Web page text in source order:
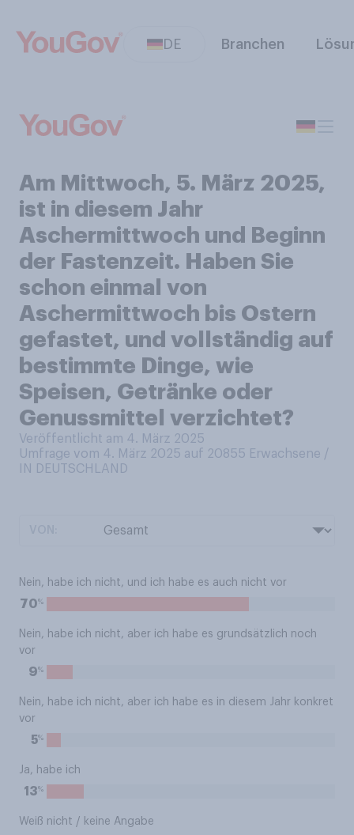
DE Branchen
Am Mittwoch, 5. März 2025,
ist in diesem Jahr
Aschermittwoch und Beginn
der Fastenzeit. Haben Sie
schon einmal von
Aschermittwoch bis Ostern
gefastet, und vollständig auf
bestimmte Dinge, wie
Speisen, Getränke oder
Genussmittel verzichtet?
Veröffentlicht am 4. März 2025
Umfrage vom 4. März 2025 auf 20855 Erwachsene /
IN DEUTSCHLAND
Nein, habe ich nicht, und ich habe es auch nicht vor
70%
Nein, habe ich nicht, aber ich habe es grundsätzlich noch
vor
9%
Nein, habe ich nicht, aber ich habe es in diesem Jahr konkret
vor
5%
Ja, habe ich
13%
Weiß nicht / keine Angabe